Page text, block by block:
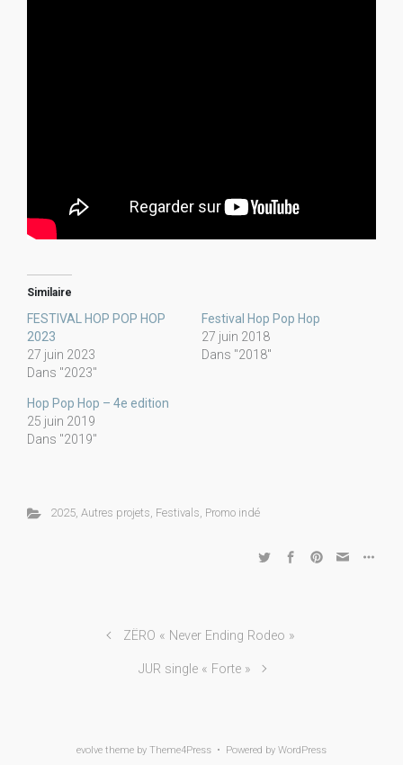
Similaire
FESTIVAL HOP POP HOP
2023
27 juin 2023
Dans "2023"
Festival Hop Pop Hop
27 juin 2018
Dans "2018"
Hop Pop Hop – 4e edition
25 juin 2019
Dans "2019"
2025, Autres projets, Festivals, Promo indé
ZËRO « Never Ending Rodeo »
JUR single « Forte »
evolve theme by Theme4Press • Powered by WordPress